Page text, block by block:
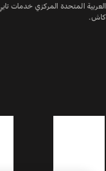
العربية المتحدة المركزي خدمات
كاش.